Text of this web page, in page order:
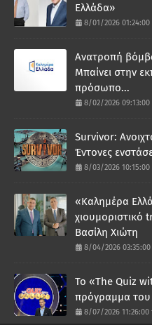
Ελλάδα»
8/01/2026 01:24:00
Ανατροπή
Μπαίνει στην
πρόσωπο...
8/02/2026 09:13:00
Survivor:
Έντονες
8/03/2026 10:15:00
«Καλημέρα
Βασίλη Χιώτη
8/04/2026 03:35:00
Το «The Quiz
πρόγραμμα του
8/07/2026 11:26:00